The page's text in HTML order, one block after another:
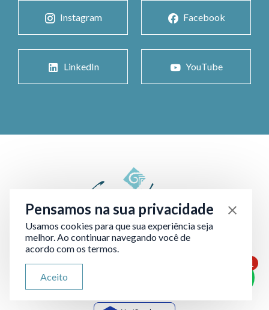
Instagram Facebook
LinkedIn YouTube
1
Pensamos na sua privacidade
Usamos cookies para que sua experiência seja
melhor. Ao continuar navegando você de
acordo com os termos.
Aceito